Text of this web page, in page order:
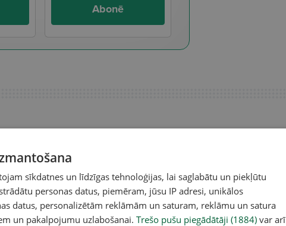
Abonē
sīkdatnes un līdzīgas tehnoloģijas, lai saglabātu un piekļūtu
personas datus, piemēram, jūsu IP adresi, unikālos
datus, personalizētām reklāmām un saturam, reklāmu un satura
un pakalpojumu uzlabošanai. Trešo pušu piegādātāji (1884) var arī